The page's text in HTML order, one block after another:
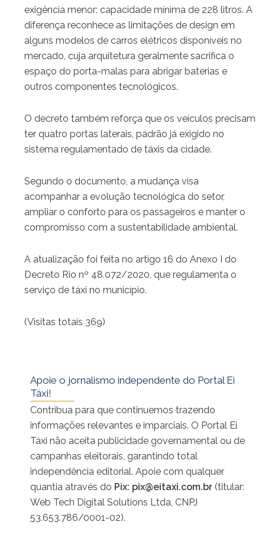
exigência menor: capacidade mínima de 228 litros. A
diferença reconhece as limitações de design em
alguns modelos de carros elétricos disponíveis no
mercado, cuja arquitetura geralmente sacrifica o
espaço do porta-malas para abrigar baterias e
outros componentes tecnológicos.
O decreto também reforça que os veículos precisam
ter quatro portas laterais, padrão já exigido no
sistema regulamentado de táxis da cidade.
Segundo o documento, a mudança visa
acompanhar a evolução tecnológica do setor,
ampliar o conforto para os passageiros e manter o
compromisso com a sustentabilidade ambiental.
A atualização foi feita no artigo 16 do Anexo I do
Decreto Rio nº 48.072/2020, que regulamenta o
serviço de táxi no município.
(Visitas totais 369)
Apoie o jornalismo independente do Portal Ei
Táxi!
Contribua para que continuemos trazendo
informações relevantes e imparciais. O Portal Ei
Táxi não aceita publicidade governamental ou de
campanhas eleitorais, garantindo total
independência editorial. Apoie com qualquer
quantia através do Pix: pix@eitaxi.com.br (titular:
Web Tech Digital Solutions Ltda, CNPJ
53.653.786/0001-02).